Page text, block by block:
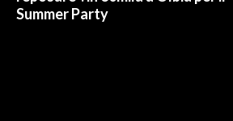
Summer Party